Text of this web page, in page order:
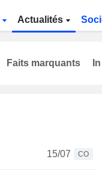
Actualités
15/07
CO
Faits marquants